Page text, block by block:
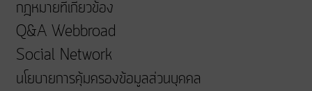
กฎหมายที่เกี่ยวข้อง
Q&A Webbroad
Social Network
นโยบายการคุ้มครองข้อมูลส่วนบุคคล